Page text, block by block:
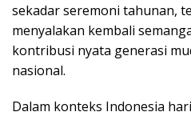
sekadar seremoni tahunan,
menyalakan kembali
kontribusi nyata generasi
nasional.
Dalam konteks Indonesia